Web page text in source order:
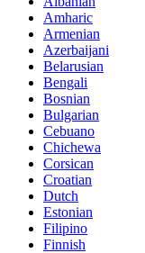
Amharic
Armenian
Azerbaijani
Belarusian
Bengali
Bosnian
Bulgarian
Cebuano
Chichewa
Corsican
Croatian
Dutch
Estonian
Filipino
Finnish